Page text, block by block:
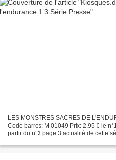
LES MONSTRES SACRES DE
Code barres: M 01049 Prix: 2,95 € le
partir du n°3 page 3 actualité de cette